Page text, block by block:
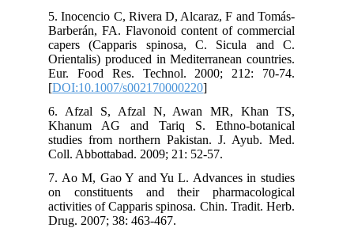
5. Inocencio C, Rivera D, Alcaraz, F and Tomás-
Barberán, FA. Flavonoid content of commercial
capers (Capparis spinosa, C. Sicula and C.
Orientalis) produced in Mediterranean countries.
Eur. Food Res. Technol. 2000; 212: 70-74.
[DOI:10.1007/s002170000220
6. Afzal S, Afzal N, Awan MR, Khan TS,
Khanum AG and Tariq S. Ethno-botanical
studies from northern Pakistan. J. Ayub. Med.
Coll. Abbottabad. 2009; 21: 52-57.
7. Ao M, Gao Y and Yu L. Advances in studies
on constituents and their pharmacological
activities of Capparis spinosa. Chin. Tradit. Herb.
Drug. 2007; 38: 463-467.